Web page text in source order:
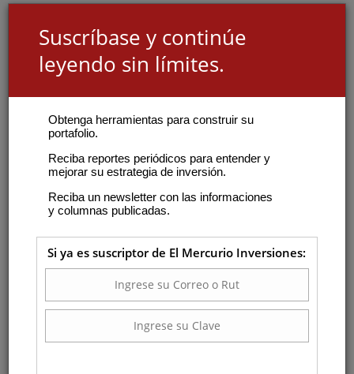
Suscríbase y continúe
leyendo sin límites.
Obtenga herramientas para construir su
portafolio.
Reciba reportes periódicos para entender y
mejorar su estrategia de inversión.
Reciba un newsletter con las informaciones
y columnas publicadas.
Si ya es suscriptor de El Mercurio Inversiones: